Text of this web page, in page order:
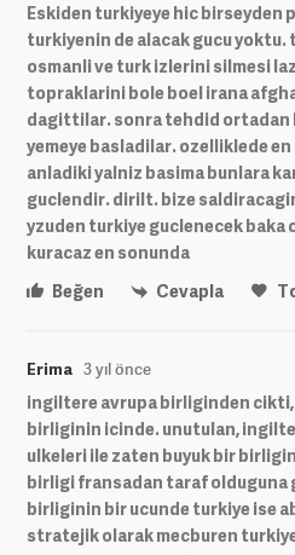
Eskiden turkiyeye hic birseyden
turkiyenin de alacak gucu yoktu.
osmanli ve turk izlerini silmesi
topraklarini bole boel irana
dagittilar. sonra tehdid ortadan
yemeye basladilar. ozelliklede
anladiki yalniz basima bunlara
guclendir. dirilt. bize
yzuden turkiye guclenecek baka
kuracaz en sonunda
Beğen
Cevapla
Erima 3 yıl önce
ingiltere avrupa birliginden
birliginin icinde. unutulan,
ulkeleri ile zaten buyuk bir
birligi fransadan taraf olduguna
birliginin bir ucunde turkiye ise
stratejik olarak mecburen